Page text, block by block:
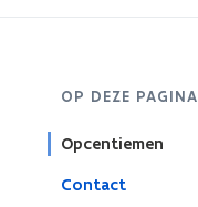
OP DEZE PAGINA
Opcentiemen
Contact